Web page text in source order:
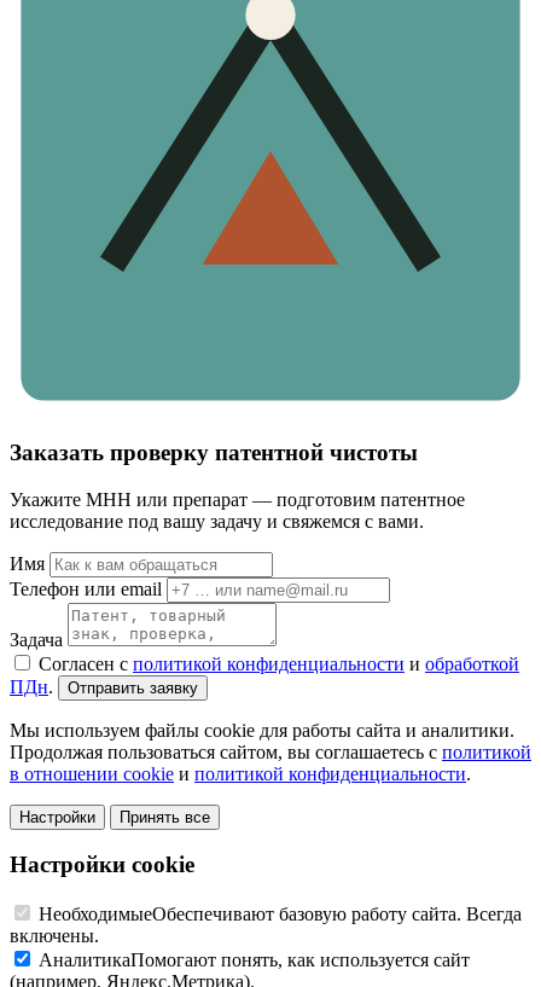
Заказать проверку патентной чистоты
Укажите МНН или препарат — подготовим патентное
исследование под вашу задачу и свяжемся с вами.
Имя
Телефон или email
Задача
Согласен с политикой конфиденциальности и обработкой
ПДн. Отправить заявку
Мы используем файлы cookie для работы сайта и аналитики.
Продолжая пользоваться сайтом, вы соглашаетесь с политикой
в отношении cookie и политикой конфиденциальности.
Настройки Принять все
Настройки cookie
НеобходимыеОбеспечивают базовую работу сайта. Всегда
включены.
АналитикаПомогают понять, как используется сайт
(например, Яндекс.Метрика).